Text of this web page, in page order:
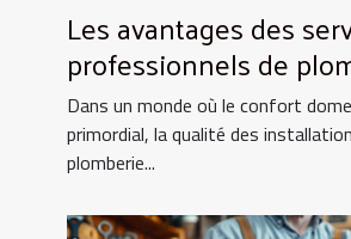
Les avantages des
professionnels de
pour votre foyer
Dans un monde où le confort
primordial, la qualité des
plomberie...